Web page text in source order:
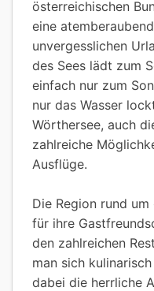
österreichischen
eine
unvergesslichen
des Sees lädt zum
einfach nur zum
nur das Wasser
Wörthersee, auch
zahlreiche
Ausflüge.
Die Region rund
für ihre
den zahlreichen
man sich
dabei die herrliche